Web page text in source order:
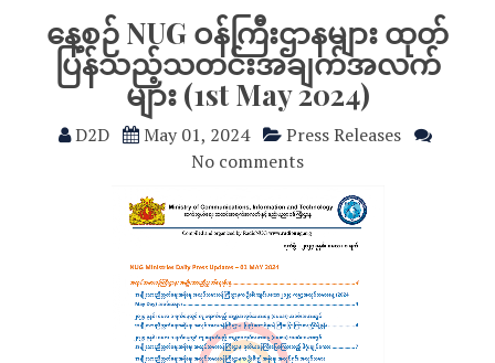
နေ့စဉ် NUG ဝန်ကြီးဌာနများ ထုတ်
ပြန်သည့်သတင်းအချက်အလက်
များ (1st May 2024)
D2D May 01, 2024
Press Releases
No comments